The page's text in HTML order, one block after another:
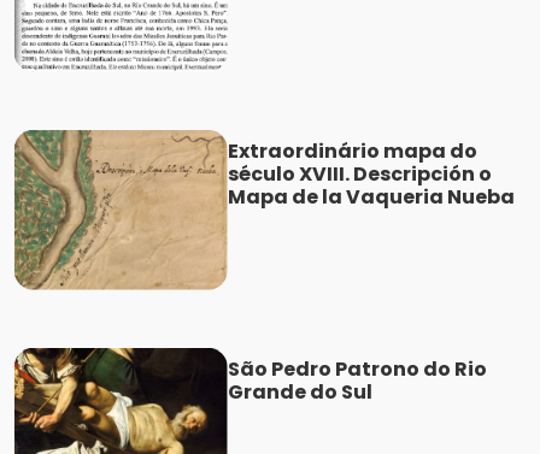
Extraordinário mapa do
século XVIII. Descripción o
Mapa de la Vaqueria Nueba
São Pedro Patrono do Rio
Grande do Sul